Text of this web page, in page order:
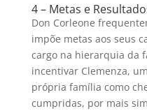
4 – Metas e
Don Corleone
impõe metas aos seus
cargo na hierarquia da
incentivar Clemenza,
própria família como
cumpridas, por mais